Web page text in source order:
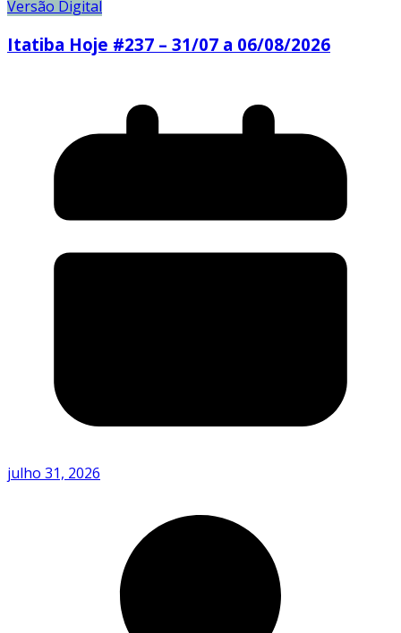
Versão Digital
Itatiba Hoje #237 – 31/07 a 06/08/2026
julho 31, 2026